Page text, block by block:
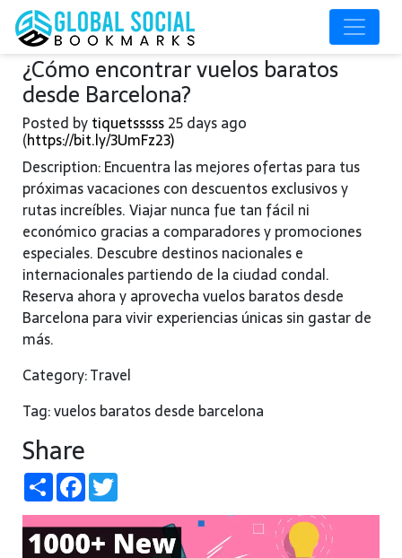
¿Cómo encontrar vuelos baratos
desde Barcelona?
Posted bytiquetsssss25 days ago
(https://bit.ly/3UmFz23)
Description: Encuentra las mejores ofertas para tus
próximas vacaciones con descuentos exclusivos y
rutas increíbles. Viajar nunca fue tan fácil ni
económico gracias a comparadores y promociones
especiales. Descubre destinos nacionales e
internacionales partiendo de la ciudad condal.
Reserva ahora y aprovecha vuelos baratos desde
Barcelona para vivir experiencias únicas sin gastar de
más.
Category: Travel
Tag: vuelos baratos desde barcelona
Share
ShareFacebook